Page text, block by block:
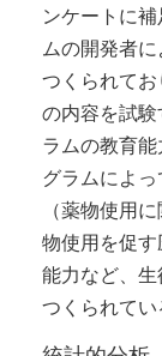
ンケートに
ムの開発者
つくられて
の内容を試
ラムの教育
グラムによ
（薬物使用
物使用を促
能力など、
つくられてい